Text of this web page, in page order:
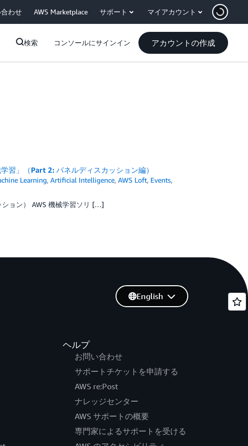
わせ AWS Marketplace サポート マイアカウント
検索 コンソールにサインイン アカウントの作成
習」（Part 2: パネルディスカッション編）
Learning,Artificial Intelligence,AWS Loft, Events,
ション） AWS 機械学習ソリ […]
ヘルプ
お問い合わせ
サポートチケットを申請する
AWS re:Post
ナレッジセンター
AWS サポートの概要
専門家によるサポートを受ける
English